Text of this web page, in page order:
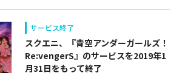
サービス終了
スクエニ、『青空アンダーガールズ！
Re:vengerS』のサービスを2019年1
月31日をもって終了